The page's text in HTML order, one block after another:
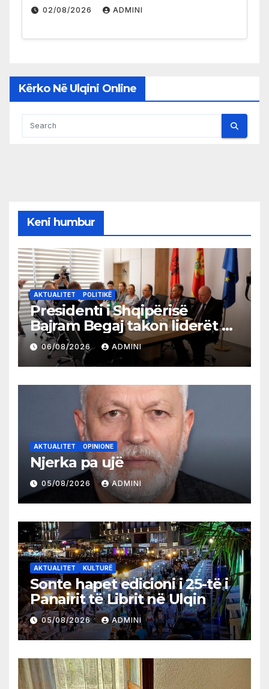
02/08/2026 ADMINI
Kërko Në Ulqini Online
Keni humbur
AKTUALITET POLITIKË
Presidenti i Shqipërisë
Bajram Begaj takon liderët e
partive shqiptare në Ulqin
06/08/2026 ADMINI
AKTUALITET OPINIONE
Njerka pa ujë
05/08/2026 ADMINI
AKTUALITET KULTURË
Sonte hapet edicioni i 25-të i
Panairit të Librit në Ulqin
05/08/2026 ADMINI